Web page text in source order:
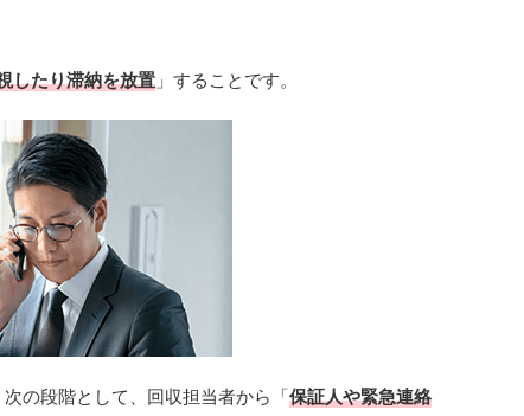
したり滞納を放置 」することです。
の段階として、回収担当者から「保証人や緊急連絡